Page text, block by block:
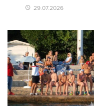
29.07.2026